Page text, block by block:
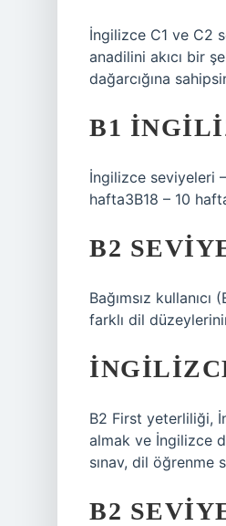
İngilizce C1 ve C2
anadilini akıcı bir
dağarcığına
B1
İngilizce seviyeleri
hafta3B18 – 10
B2
Bağımsız
farklı dil
B2 First yeterliliği,
almak ve İngilizce
sınav, dil öğrenme
B2